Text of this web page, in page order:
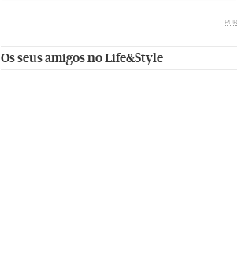
PUB
Os seus amigos no Life&Style